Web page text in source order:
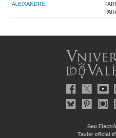
ALEIXANDRE
Seu
Tauler oficial